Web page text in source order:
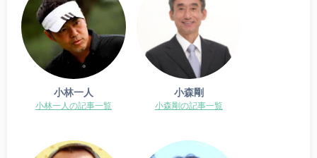
小林一人
小林一人の記事一覧
小森剛
小森剛の記事一覧